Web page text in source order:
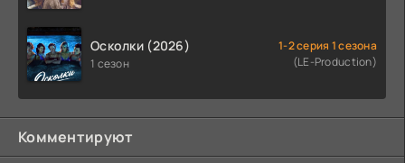
Осколки (2026)
1 сезон
1-2 серия 1 сезона
(LE-Production)
Комментируют